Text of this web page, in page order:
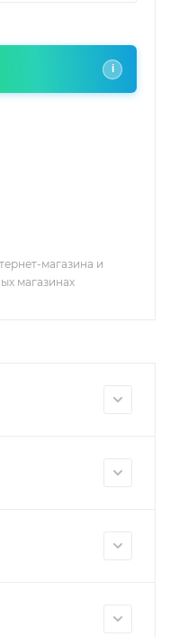
i
магазина и
магазинах